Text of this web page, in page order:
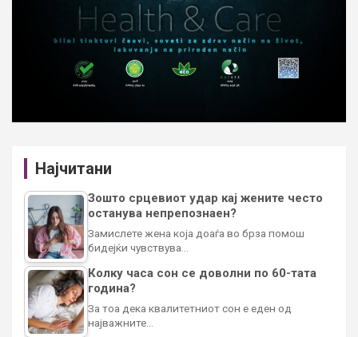
Најчитани
Зошто срцевиот удар кај жените често
останува непрепознаен?
Замислете жена која доаѓа во брза помош
бидејќи чувствува…
Колку часа сон се доволни по 60-тата
година?
За тоа дека квалитетниот сон е еден од
најважните…